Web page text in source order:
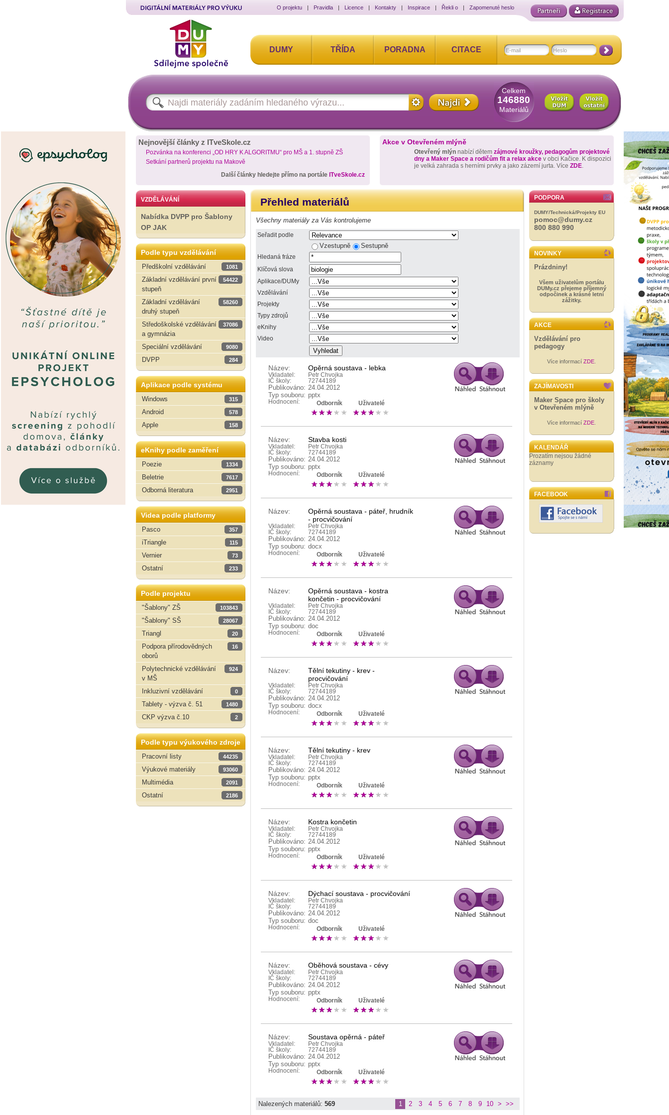
O projektu | Pravidla | Licence | Kontakty | Inspirace | Řekli o | Zapomenuté heslo
DUMY TŘÍDA PORADNA CITACE
Celkem
146880
Materiálů
Nejnovější články z ITveSkole.cz
Pozvánka na konferenci „OD HRY K ALGORITMU“ pro MŠ a 1. stupně ZŠ
Setkání partnerů projektu na Makově
Další články hledejte přímo na portále ITveSkole.cz
Akce v Otevřeném mlýně
Otevřený mlýn nabízí dětem zájmové kroužky, pedagogům projektové
dny a Maker Space a rodičům fit a relax akce v obci Kačice. K dispozici
je velká zahrada s herními prvky a jako zázemí jurta. Více ZDE.
VZDĚLÁVÁNÍ
Nabídka DVPP pro Šablony
OP JAK
Podle typu vzdělávání
Předškolní vzdělávání
1081
Základní vzdělávání první
stupeň
54422
Základní vzdělávání
druhý stupeň
58260
Středoškolské vzdělávání
a gymnázia
37086
Speciální vzdělávání 9080
DVPP 284
Aplikace podle systému
Windows
315
Android 578
Apple 158
eKnihy podle zaměření
Poezie
1334
Beletrie 7617
Odborná literatura 2951
Videa podle platformy
Pasco
357
iTriangle 115
Vernier 73
Ostatní 233
Podle projektu
"Šablony" ZŠ
103843
"Šablony" SŠ 28067
Triangl 20
Podpora přírodovědných
oborů
16
Polytechnické vzdělávání
v MŠ
924
Inkluzivní vzdělávání 0
Tablety - výzva č. 51 1480
CKP výzva č.10 2
Podle typu výukového zdroje
Pracovní listy
44235
Výukové materiály 93060
Multimédia 2091
Ostatní 2186
Přehled materiálů
Všechny materiály za Vás kontrolujeme
Seřadit podle
Vzestupně Sestupně
Hledaná fráze
Klíčová slova
Aplikace/DUMy
Vzdělávání
Projekty
Typy zdrojů
eKnihy
Video
Název: Opěrná soustava - lebka
Vkladatel:
Petr Chvojka
IČ školy:
72744189
Publikováno: 24.04.2012
Typ souboru: pptx
Hodnocení: Odborník Uživatelé
Název: Stavba kosti
Vkladatel:
Petr Chvojka
IČ školy:
72744189
Publikováno: 24.04.2012
Typ souboru: pptx
Hodnocení: Odborník Uživatelé
Název:
Opěrná soustava - páteř, hrudník
- procvičování
Vkladatel:
Petr Chvojka
IČ školy:
72744189
Publikováno: 24.04.2012
Typ souboru: docx
Hodnocení: Odborník Uživatelé
Název:
Opěrná soustava - kostra
končetin - procvičování
Vkladatel:
Petr Chvojka
IČ školy:
72744189
Publikováno: 24.04.2012
Typ souboru: doc
Hodnocení: Odborník Uživatelé
Název:
Tělní tekutiny - krev -
procvičování
Vkladatel:
Petr Chvojka
IČ školy:
72744189
Publikováno: 24.04.2012
Typ souboru: docx
Hodnocení: Odborník Uživatelé
Název: Tělní tekutiny - krev
Vkladatel:
Petr Chvojka
IČ školy:
72744189
Publikováno: 24.04.2012
Typ souboru: pptx
Hodnocení: Odborník Uživatelé
Název: Kostra končetin
Vkladatel:
Petr Chvojka
IČ školy:
72744189
Publikováno: 24.04.2012
Typ souboru: pptx
Hodnocení: Odborník Uživatelé
Název: Dýchací soustava - procvičování
Vkladatel:
Petr Chvojka
IČ školy:
72744189
Publikováno: 24.04.2012
Typ souboru: doc
Hodnocení: Odborník Uživatelé
Název: Oběhová soustava - cévy
Vkladatel:
Petr Chvojka
IČ školy:
72744189
Publikováno: 24.04.2012
Typ souboru: pptx
Hodnocení: Odborník Uživatelé
Název: Soustava opěrná - páteř
Vkladatel:
Petr Chvojka
IČ školy:
72744189
Publikováno: 24.04.2012
Typ souboru: pptx
Hodnocení: Odborník Uživatelé
Nalezených materiálů: 569 1 2 3 4 5 6 7 8 9 10 > >>
PODPORA
DUMY/Technická/Projekty EU
pomoc@dumy.cz
800 880 990
NOVINKY
Prázdniny!
Všem uživatelům portálu
DUMy.cz přejeme příjemný
odpočinek a krásné letní
zážitky.
AKCE
Vzdělávání pro
pedagogy
Více informací ZDE
ZAJÍMAVOSTI
Maker Space pro školy
v Otevřeném mlýně
Více informací ZDE
KALENDÁŘ
Prozatím nejsou žádné
záznamy
FACEBOOK